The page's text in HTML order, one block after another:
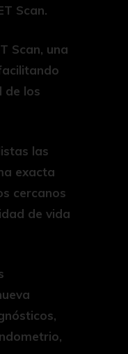
Scan.
Scan, una
de los
las
exacta
cercanos
de vida